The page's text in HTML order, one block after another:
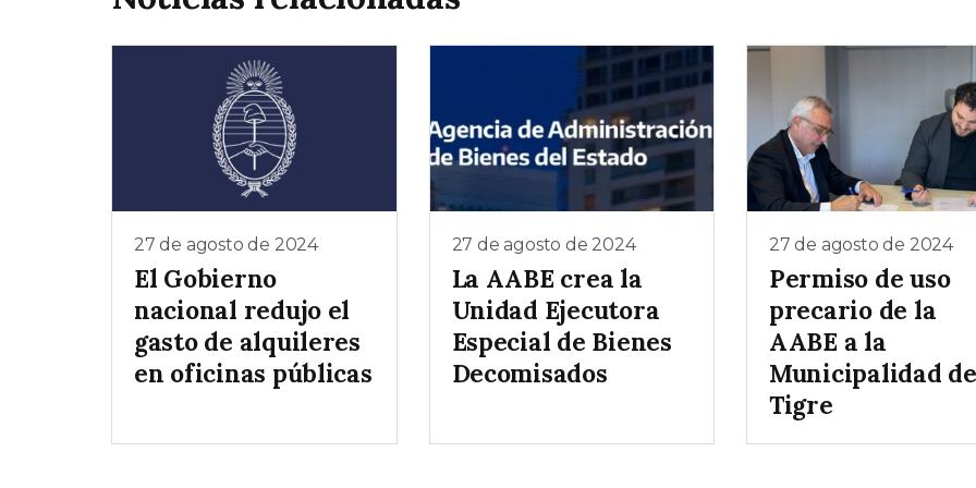
27 de agosto de 2024
El Gobierno
nacional redujo el
gasto de alquileres
en oficinas públicas
27 de agosto de 2024
La AABE crea la
Unidad Ejecutora
Especial de Bienes
Decomisados
27 de agosto de 2024
Permiso de uso
precario de la
AABE a la
Municipalidad de
Tigre